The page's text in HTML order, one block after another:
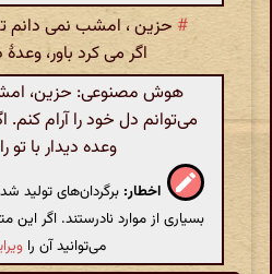
# حزین ، امشب نمی دانم
اگر می کرد باور،
هوش مصنوعی: حزین،
می‌توانم دل خود را آرام
وعده دیدار با تو
اخطار: برگردان‌های
بسیاری از موارد نادرستند. اگر
می‌توانید آن را